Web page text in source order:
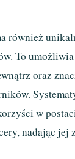
również
To
oraz
w
nadając jej